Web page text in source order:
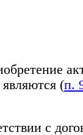
(п.
с